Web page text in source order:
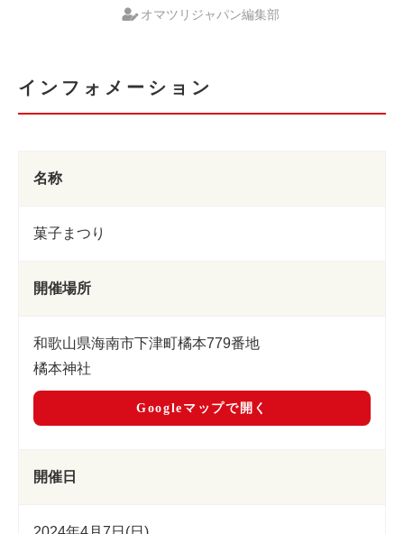
オマツリジャパン編集部
インフォメーション
名称
菓子まつり
開催場所
和歌山県海南市下津町橘本779番地
橘本神社
Googleマップで開く
開催日